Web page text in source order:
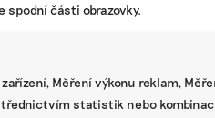
části obrazovky.
Měření výkonu reklam,
statistik nebo
tvrdí, že je dobře,